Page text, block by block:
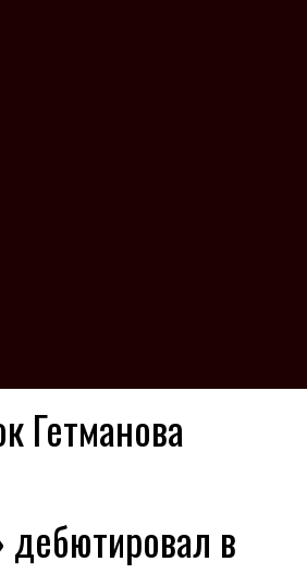
Гетманова
в